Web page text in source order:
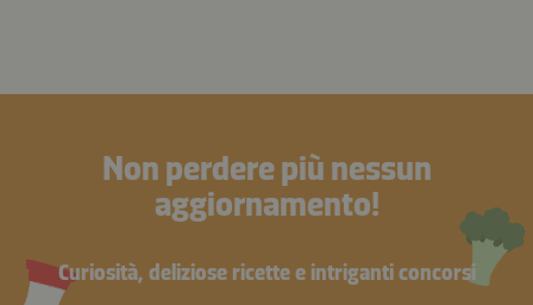
Non perdere più nessun
aggiornamento!
Curiosità, deliziose ricette e intriganti concorsi